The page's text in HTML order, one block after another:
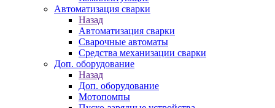
Автоматизация сварки
Назад
Автоматизация сварки
Сварочные автоматы
Средства механизации сварки
Доп. оборудование
Назад
Доп. оборудование
Мотопомпы